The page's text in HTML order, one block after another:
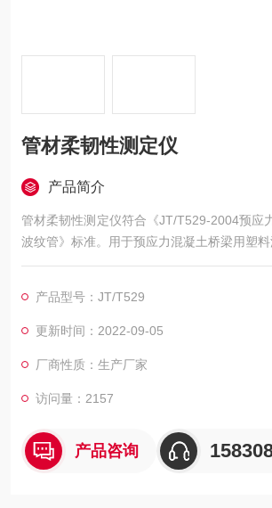
管材柔韧性测定仪
产品简介
管材柔韧性测定仪符合《JT/T529-2004预应
波纹管》标准。用于预应力混凝土桥梁用塑料
产品型号：JT/T529
更新时间：2022-09-05
厂商性质：生产厂家
访问量：2157
产品咨询